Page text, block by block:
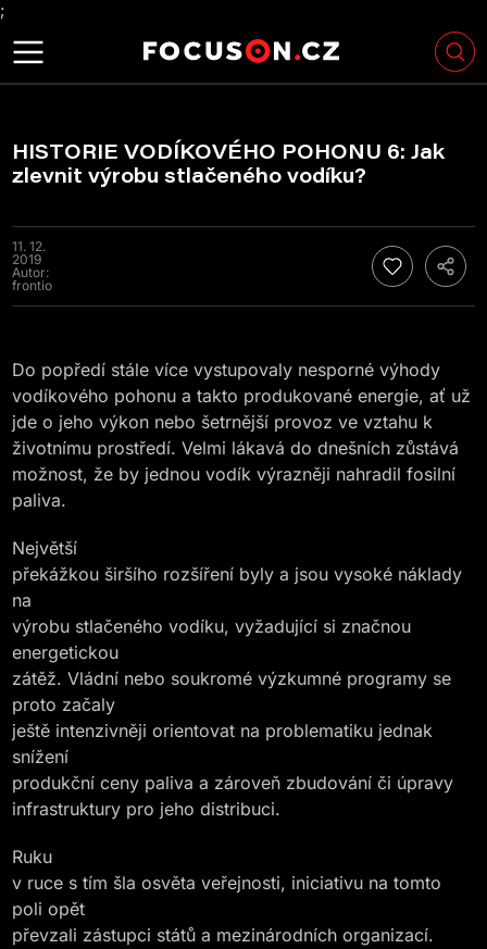
;
HISTORIE VODÍKOVÉHO POHONU 6: Jak
zlevnit výrobu stlačeného vodíku?
11. 12.
2019
Autor:
frontio
Do popředí stále více vystupovaly nesporné výhody
vodíkového pohonu a takto produkované energie, ať už
jde o jeho výkon nebo šetrnější provoz ve vztahu k
životnímu prostředí. Velmi lákavá do dnešních zůstává
možnost, že by jednou vodík výrazněji nahradil fosilní
paliva.
Největší
překážkou širšího rozšíření byly a jsou vysoké náklady
na
výrobu stlačeného vodíku, vyžadující si značnou
energetickou
zátěž. Vládní nebo soukromé výzkumné programy se
proto začaly
ještě intenzivněji orientovat na problematiku jednak
snížení
produkční ceny paliva a zároveň zbudování či úpravy
infrastruktury pro jeho distribuci.
Ruku
v ruce s tím šla osvěta veřejnosti, iniciativu na tomto
poli opět
převzali zástupci států a mezinárodních organizací.